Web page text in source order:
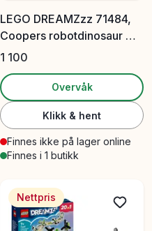
LEGO DREAMZzz 71484,
Coopers robotdinosaur C-
Rex
1 100
Overvåk
Klikk & hent
Finnes ikke på lager online
Finnes i 1 butikk
Nettpris